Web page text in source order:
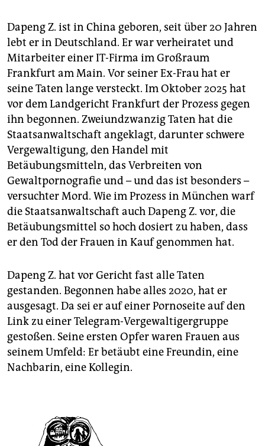
Dapeng Z. ist in China geboren, seit über 20 Jahren
lebt er in Deutschland. Er war verheiratet und
Mitarbeiter einer IT-Firma im Großraum
Frankfurt am Main. Vor seiner Ex-Frau hat er
seine Taten lange versteckt. Im Oktober 2025 hat
vor dem Landgericht Frankfurt der Prozess gegen
ihn begonnen. Zweiundzwanzig Taten hat die
Staatsanwaltschaft angeklagt, darunter schwere
Vergewaltigung, den Handel mit
Betäubungsmitteln, das Verbreiten von
Gewaltpornografie und – und das ist besonders –
versuchter Mord. Wie im Prozess in München warf
die Staatsanwaltschaft auch Dapeng Z. vor, die
Betäubungsmittel so hoch dosiert zu haben, dass
er den Tod der Frauen in Kauf genommen hat.
Dapeng Z. hat vor Gericht fast alle Taten
gestanden. Begonnen habe alles 2020, hat er
ausgesagt. Da sei er auf einer Pornoseite auf den
Link zu einer Telegram-Vergewaltigergruppe
gestoßen. Seine ersten Opfer waren Frauen aus
seinem Umfeld: Er betäubt eine Freundin, eine
Nachbarin, eine Kollegin.